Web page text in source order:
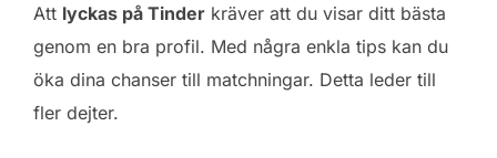
Att lyckas på Tinder kräver att du visar ditt bästa
genom en bra profil. Med några enkla tips kan du
öka dina chanser till matchningar. Detta leder till
fler dejter.